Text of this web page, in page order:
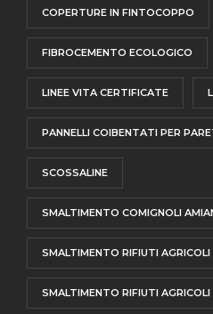
COPERTURE IN FINTOCOPPO
FIBROCEMENTO ECOLOGICO
LINEE VITA CERTIFICATE
PANNELLI COIBENTATI PER
SCOSSALINE
SMALTIMENTO COMIGNOLI
SMALTIMENTO RIFIUTI AGRICOLI
SMALTIMENTO RIFIUTI AGRICOLI